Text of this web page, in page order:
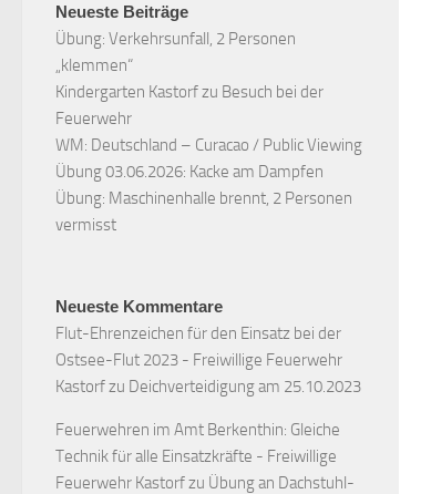
Neueste Beiträge
Übung: Verkehrsunfall, 2 Personen
„klemmen“
Kindergarten Kastorf zu Besuch bei der
Feuerwehr
WM: Deutschland – Curacao / Public Viewing
Übung 03.06.2026: Kacke am Dampfen
Übung: Maschinenhalle brennt, 2 Personen
vermisst
Neueste Kommentare
Flut-Ehrenzeichen für den Einsatz bei der
Ostsee-Flut 2023 - Freiwillige Feuerwehr
Kastorfzu Deichverteidigung am 25.10.2023
Feuerwehren im Amt Berkenthin: Gleiche
Technik für alle Einsatzkräfte - Freiwillige
Feuerwehr Kastorfzu Übung an Dachstuhl-